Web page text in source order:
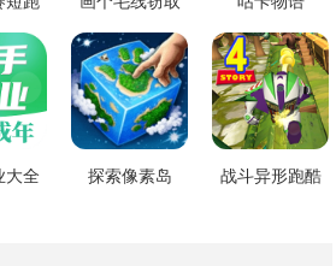
大全 探索像素岛 战斗异形跑酷